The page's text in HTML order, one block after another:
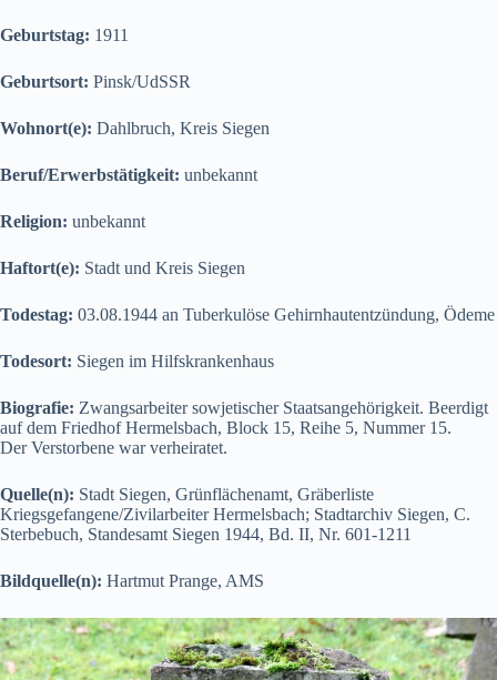
Geburtstag: 1911
Geburtsort: Pinsk/UdSSR
Wohnort(e): Dahlbruch, Kreis Siegen
Beruf/Erwerbstätigkeit: unbekannt
Religion: unbekannt
Haftort(e): Stadt und Kreis Siegen
Todestag: 03.08.1944 an Tuberkulöse Gehirnhautentzündung, Ödeme
Todesort: Siegen im Hilfskrankenhaus
Biografie: Zwangsarbeiter sowjetischer Staatsangehörigkeit. Beerdigt
auf dem Friedhof Hermelsbach, Block 15, Reihe 5, Nummer 15.
Der Verstorbene war verheiratet.
Quelle(n): Stadt Siegen, Grünflächenamt, Gräberliste
Kriegsgefangene/Zivilarbeiter Hermelsbach; Stadtarchiv Siegen, C.
Sterbebuch, Standesamt Siegen 1944, Bd. II, Nr. 601-1211
Bildquelle(n): Hartmut Prange, AMS